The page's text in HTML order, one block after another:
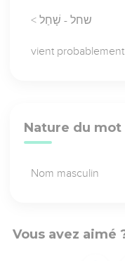
< שחל - שָׁחַל
vient
Nature du mot
Nom masculin
Vous avez aimé